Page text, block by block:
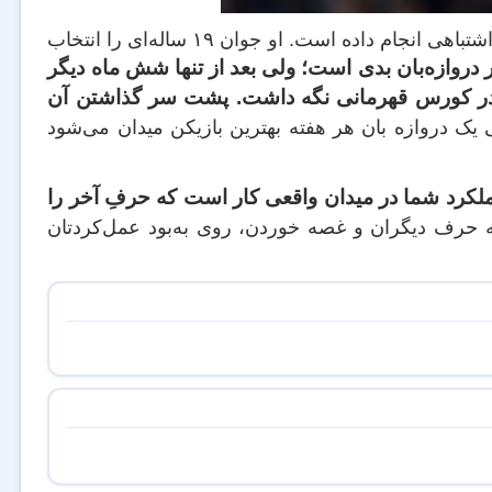
“وقتی ده‌خیا آمد بنا به‌دلایلی عده‌ای فکر می‌کردند که سر الکس فرگوسن خرید اشتباهی انجام داده است. او جوان ۱۹ ساله‌ای را انتخاب
دروازه‌بان بدی است؛ ولی بعد از تنها شش ماه دیگر
کورس قهرمانی نگه داشت. پشت سر گذاشتن آن
دروازه بان هر هفته بهترین بازیکن میدان می‌شود
شما در میدان واقعی کار است که حرفِ آخر را
دیگران و غصه خوردن، روی به‌بود عمل‌کردتان